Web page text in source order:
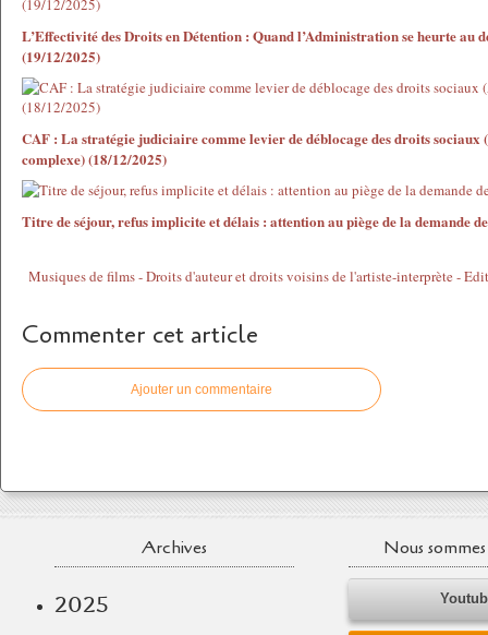
L’Effectivité des Droits en Détention : Quand l’Administration se heurte au
(19/12/2025)
CAF : La stratégie judiciaire comme levier de déblocage des droits sociaux
complexe) (18/12/2025)
Titre de séjour, refus implicite et délais : attention au piège de la demande
Commenter cet article
Ajouter un commentaire
Archives
2025
Nous